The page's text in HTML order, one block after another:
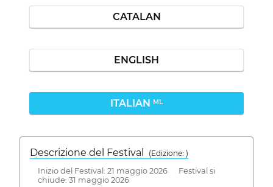
CATALAN
ENGLISH
ITALIAN ML
Descrizione del Festival
( Edizione: )
Inizio del Festival: 21 maggio 2026 Festival si
chiude: 31 maggio 2026